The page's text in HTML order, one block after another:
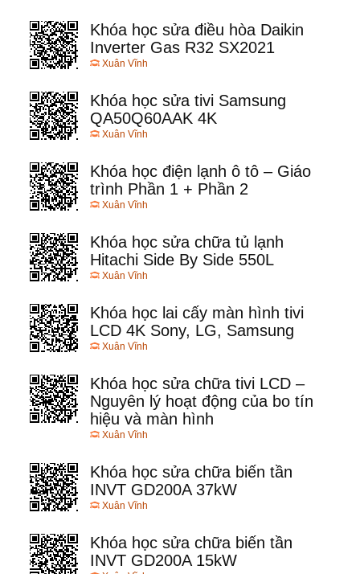
Khóa học sửa điều hòa Daikin
Inverter Gas R32 SX2021
Xuân Vĩnh
Khóa học sửa tivi Samsung
QA50Q60AAK 4K
Xuân Vĩnh
Khóa học điện lạnh ô tô – Giáo
trình Phần 1 + Phần 2
Xuân Vĩnh
Khóa học sửa chữa tủ lạnh
Hitachi Side By Side 550L
Xuân Vĩnh
Khóa học lai cấy màn hình tivi
LCD 4K Sony, LG, Samsung
Xuân Vĩnh
Khóa học sửa chữa tivi LCD –
Nguyên lý hoạt động của bo tín
hiệu và màn hình
Xuân Vĩnh
Khóa học sửa chữa biến tần
INVT GD200A 37kW
Xuân Vĩnh
Khóa học sửa chữa biến tần
INVT GD200A 15kW